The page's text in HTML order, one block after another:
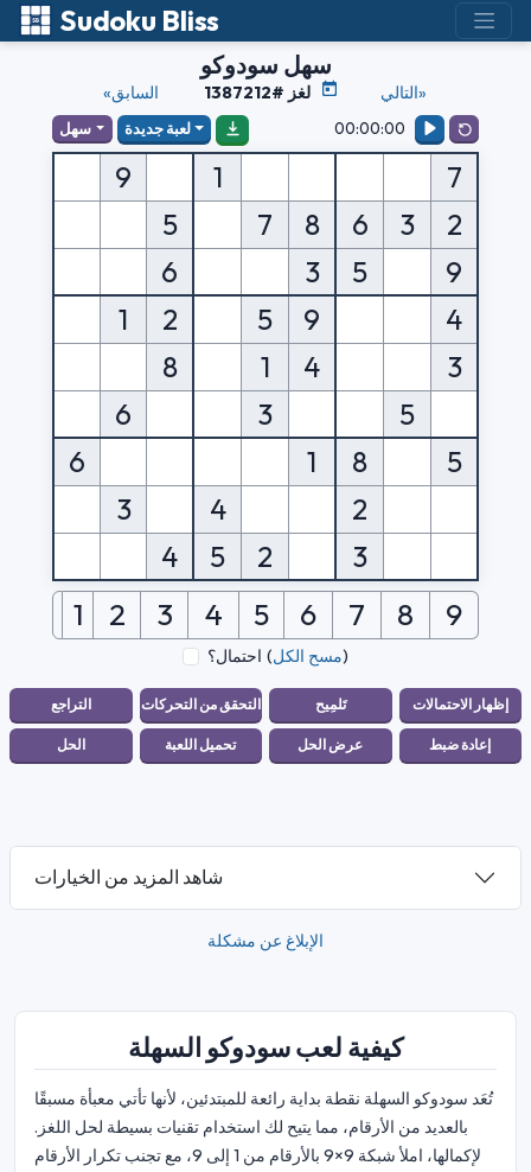
Sudoku Bliss
سهل سودوكو
«السابق لغز #1387212 التالي»
سهل لعبة جديدة 00:00:00
9 1
7
5
7 8 6 3
2
6
3 5
9
1
2 5 9
4
8
1 4
3
6
3
5
6
1 8
5
3
4
2
4
5 2 3
1 2 3 4 5 6 7 8 9
احتمال؟ (مسح الكل)
شاهد المزيد من الخيارات
الإبلاغ عن مشكلة
كيفية لعب سودوكو السهلة
تُعَد سودوكو السهلة نقطة بداية رائعة للمبتدئين، لأنها تأتي معبأة مسبقًا
بالعديد من الأرقام، مما يتيح لك استخدام تقنيات بسيطة لحل اللغز.
لإكمالها، املأ شبكة 9×9 بالأرقام من 1 إلى 9، مع تجنب تكرار الأرقام